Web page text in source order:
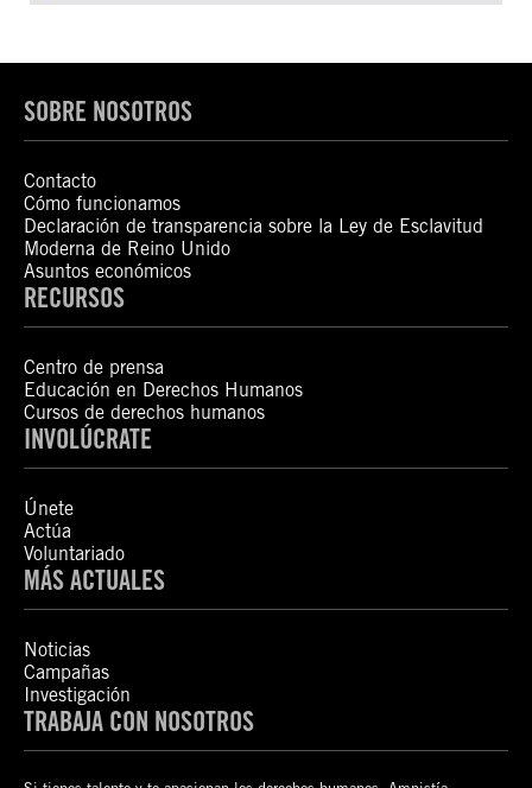
SOBRE NOSOTROS
Contacto
Cómo funcionamos
Declaración de transparencia sobre la Ley de Esclavitud
Moderna de Reino Unido
Asuntos económicos
RECURSOS
Centro de prensa
Educación en Derechos Humanos
Cursos de derechos humanos
INVOLÚCRATE
Únete
Actúa
Voluntariado
MÁS ACTUALES
Noticias
Campañas
Investigación
TRABAJA CON NOSOTROS